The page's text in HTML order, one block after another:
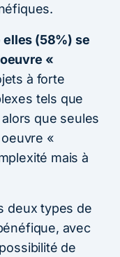
elles (58%) se
«
à forte
tels que
que seules
«
mais à
deux types de
avec
de